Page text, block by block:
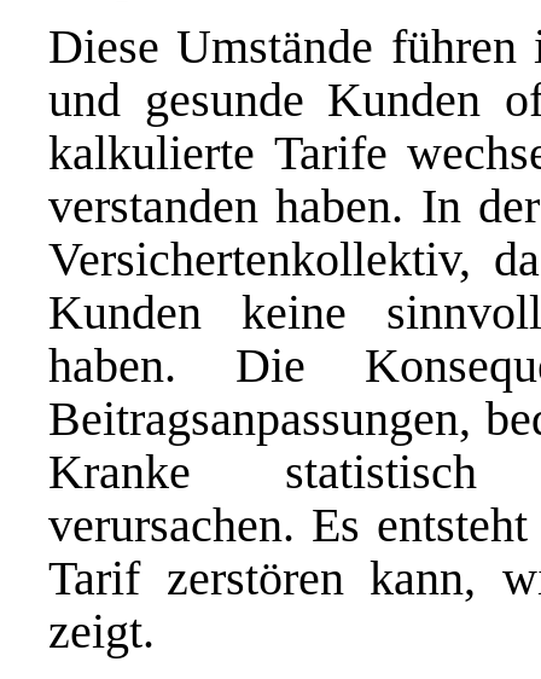
Diese Umstände
und gesunde Kunden
kalkulierte Tarife
verstanden haben. In
Versichertenkollektiv,
Kunden keine
haben. Die
Beitragsanpassungen,
Kranke statistisch
verursachen. Es
Tarif zerstören kann,
zeigt.